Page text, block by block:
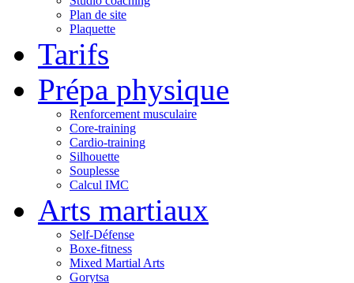
Plan de site
Plaquette
Tarifs
Prépa physique
Renforcement musculaire
Core-training
Cardio-training
Silhouette
Souplesse
Calcul IMC
Arts martiaux
Self-Défense
Boxe-fitness
Mixed Martial Arts
Gorytsa